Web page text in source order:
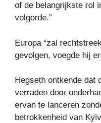
of de belangrijkste rol
volgorde.”
Europa “zal
gevolgen, voegde hij
Hegseth ontkende dat
verraden door
ervan te lanceren
betrokkenheid van